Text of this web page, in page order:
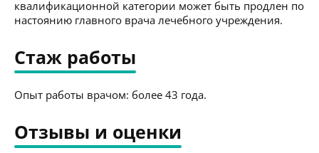
квалификационной категории может быть продлен по
настоянию главного врача лечебного учреждения.
Стаж работы
Опыт работы врачом: более 43 года.
Отзывы и оценки